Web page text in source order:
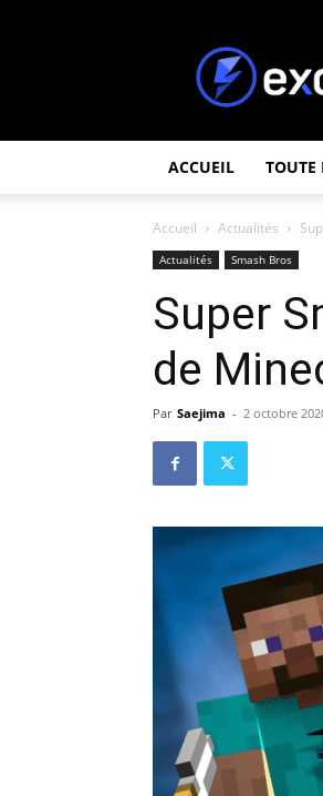
ACCUEIL TOUTE
Accueil Actualités
Actualités Smash Bros
Super
de
Par Saejima - 2 octobre